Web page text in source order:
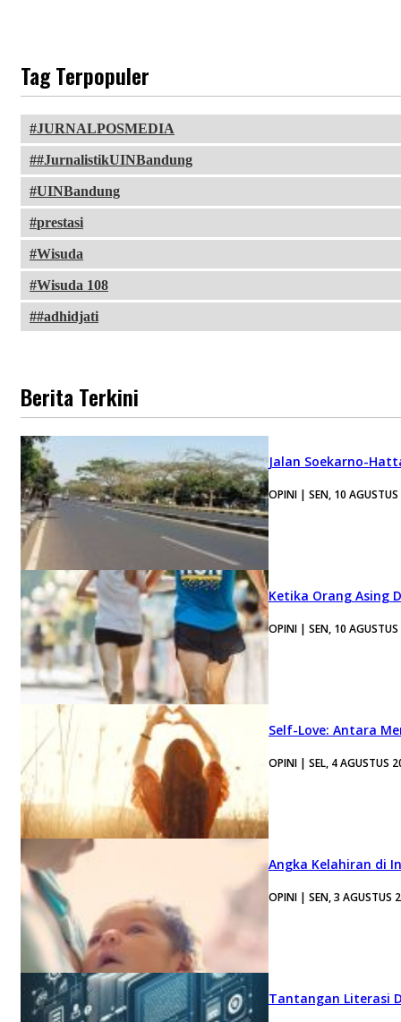
Tag Terpopuler
JURNALPOSMEDIA
#JurnalistikUINBandung
UINBandung
prestasi
Wisuda
Wisuda 108
#adhidjati
Berita Terkini
Jalan Soekarno-
OPINI | SEN, 10
Ketika Orang Asing
OPINI | SEN, 10
Self-Love: Antara
OPINI | SEL, 4 AGUSTUS
Angka Kelahiran di
OPINI | SEN, 3 AGUSTUS
Tantangan Literasi